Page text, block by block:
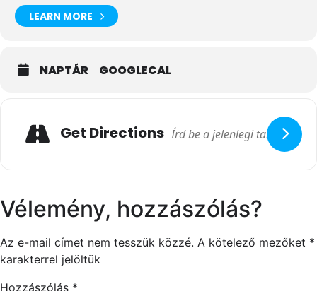
LEARN MORE
NAPTÁR GOOGLECAL
Get Directions
Vélemény, hozzászólás?
Az e-mail címet nem tesszük közzé. A kötelező mezőket *
karakterrel jelöltük
Hozzászólás *